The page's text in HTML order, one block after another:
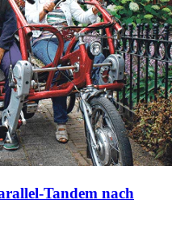
Tandem nach